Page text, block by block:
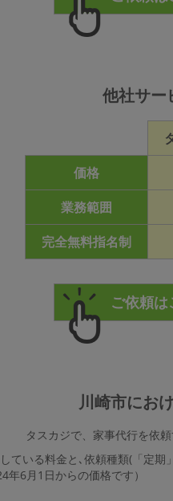
他社サー
価格
業務範囲
完全無料指名制
川崎市にお
タスカジで、家事代行を依
ている料金と､依頼種類(「定
年6月1日からの価格です）